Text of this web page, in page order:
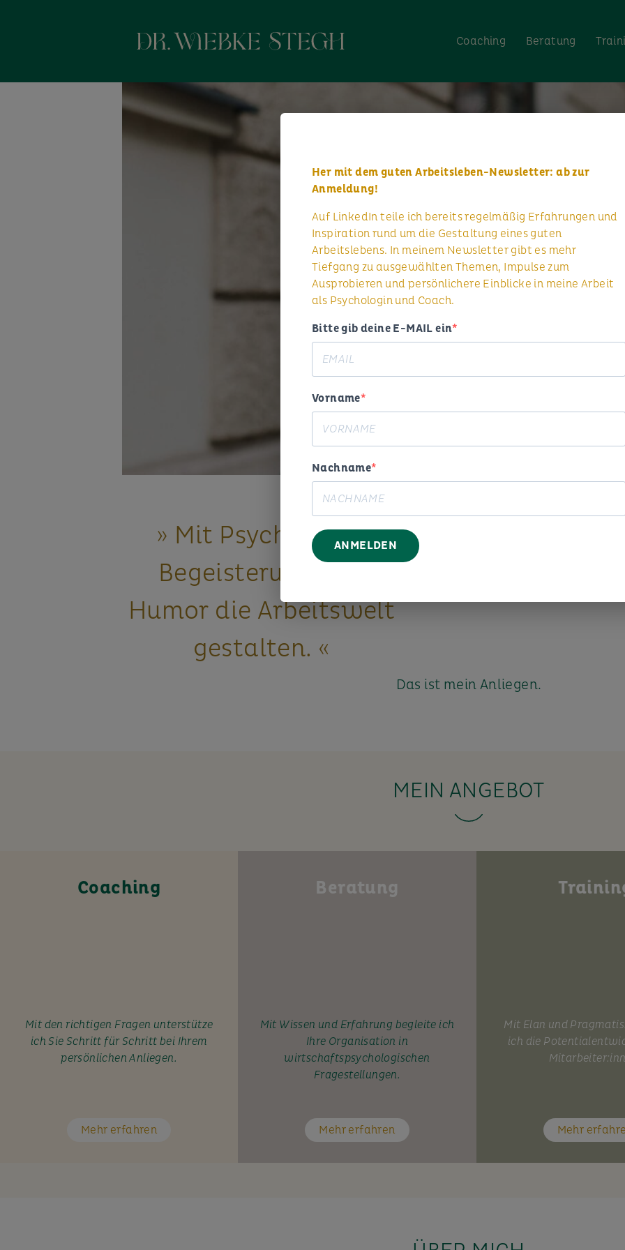
Coaching Beratung
» Mit Psychologie,
Begeisterung und
Humor die Arbeitswelt
gestalten. «
Das ist mein Anliegen.
MEIN ANGEBOT
Coaching
Mit den richtigen Fragen unterstütze
ich Sie Schritt für Schritt bei Ihrem
persönlichen Anliegen.
Mehr erfahren
Beratung
Mit Wissen und Erfahrung begleite ich
Ihre Organisation in
wirtschaftspsychologischen
Fragestellungen.
Mehr erfahren
Mit Elan und
ich die
Mehr
Her mit dem guten Arbeitsleben-Newsletter: ab zur
Anmeldung!
Auf LinkedIn teile ich bereits regelmäßig Erfahrungen und
Inspiration rund um die Gestaltung eines guten
Arbeitslebens. In meinem Newsletter gibt es mehr
Tiefgang zu ausgewählten Themen, Impulse zum
Ausprobieren und persönlichere Einblicke in meine Arbeit
als Psychologin und Coach.
Bitte gib deine E-MAIL ein
Vorname
Nachname
ANMELDEN